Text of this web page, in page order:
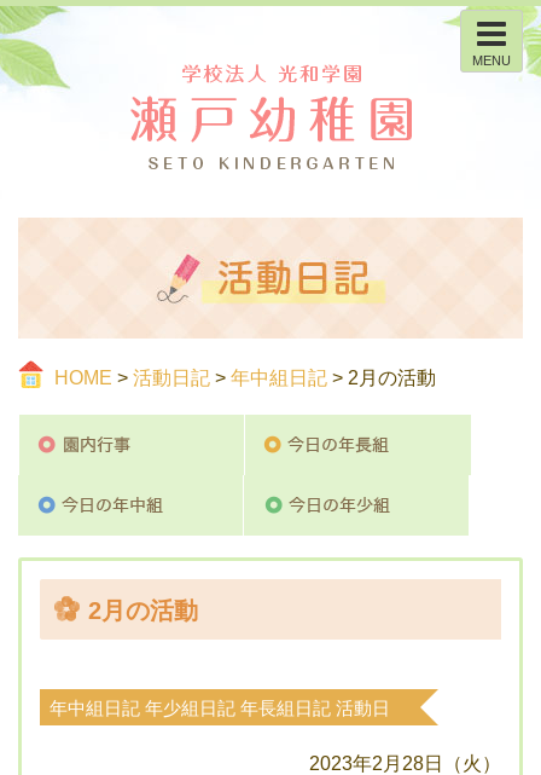
MENU
HOME > 活動日記 > 年中組日記 > 2月の活動
2月の活動
年中組日記 年少組日記 年長組日記 活動日
2023年2月28日（火）